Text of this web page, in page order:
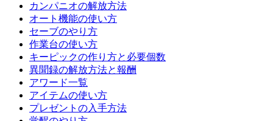
カンパニオの解放方法
オート機能の使い方
セーブのやり方
作業台の使い方
キーピックの作り方と必要個数
異聞録の解放方法と報酬
アワード一覧
アイテムの使い方
プレゼントの入手方法